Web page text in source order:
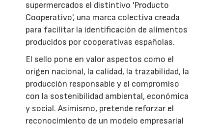
supermercados el distintivo 'Producto
Cooperativo', una marca colectiva creada
para facilitar la identificación de alimentos
producidos por cooperativas españolas.
El sello pone en valor aspectos como el
origen nacional, la calidad, la trazabilidad, la
producción responsable y el compromiso
con la sostenibilidad ambiental, económica
y social. Asimismo, pretende reforzar el
reconocimiento de un modelo empresarial